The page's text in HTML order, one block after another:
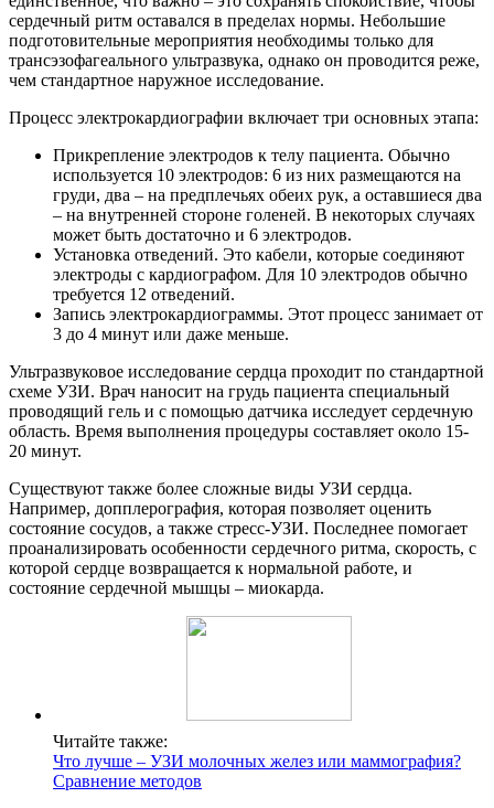
сердечный ритм оставался в пределах нормы. Небольшие
подготовительные мероприятия необходимы только для
трансэзофагеального ультразвука, однако он проводится реже,
чем стандартное наружное исследование.
Процесс электрокардиографии включает три основных этапа:
Прикрепление электродов к телу пациента. Обычно
используется 10 электродов: 6 из них размещаются на
груди, два – на предплечьях обеих рук, а оставшиеся два
– на внутренней стороне голеней. В некоторых случаях
может быть достаточно и 6 электродов.
Установка отведений. Это кабели, которые соединяют
электроды с кардиографом. Для 10 электродов обычно
требуется 12 отведений.
Запись электрокардиограммы. Этот процесс занимает от
3 до 4 минут или даже меньше.
Ультразвуковое исследование сердца проходит по стандартной
схеме УЗИ. Врач наносит на грудь пациента специальный
проводящий гель и с помощью датчика исследует сердечную
область. Время выполнения процедуры составляет около 15-
20 минут.
Существуют также более сложные виды УЗИ сердца.
Например, допплерография, которая позволяет оценить
состояние сосудов, а также стресс-УЗИ. Последнее помогает
проанализировать особенности сердечного ритма, скорость, с
которой сердце возвращается к нормальной работе, и
состояние сердечной мышцы – миокарда.
Читайте также:
Что лучше – УЗИ молочных желез или маммография?
Сравнение методов